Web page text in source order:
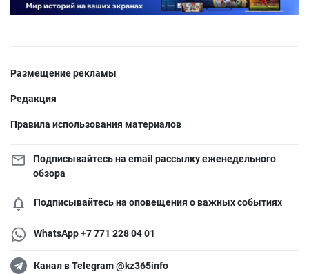
Размещение рекламы
Редакция
Правила использования материалов
Подписывайтесь на email рассылку еженедельного
обзора
Подписывайтесь на оповещения о важных событиях
WhatsApp +7 771 228 04 01
Канал в Telegram @kz365info